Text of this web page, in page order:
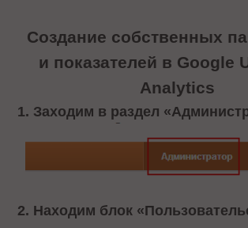
Создание собственных
и показателей в Google
Analytics
1. Заходим в раздел
2. Находим блок